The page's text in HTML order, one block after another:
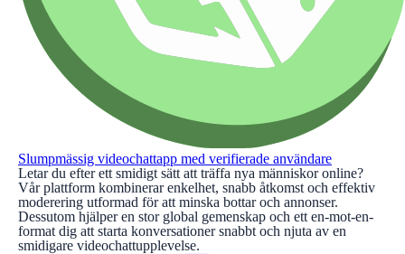
Slumpmässig videochattapp med verifierade användare
Letar du efter ett smidigt sätt att träffa nya människor online?
Vår plattform kombinerar enkelhet, snabb åtkomst och effektiv
moderering utformad för att minska bottar och annonser.
Dessutom hjälper en stor global gemenskap och ett en-mot-en-
format dig att starta konversationer snabbt och njuta av en
smidigare videochattupplevelse.